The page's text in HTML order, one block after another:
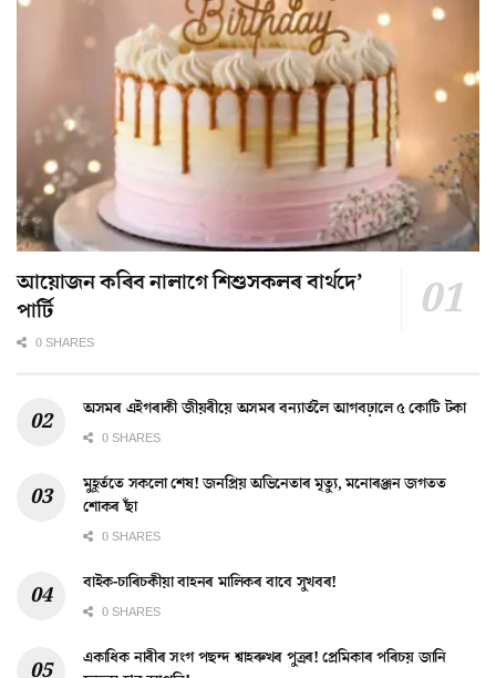
আয়োজন কৰিব নালাগে শিশুসকলৰ বাৰ্থদে’
পাৰ্টি
0 SHARES
অসমৰ এইগৰাকী জীয়ৰীয়ে অসমৰ বন্যাৰ্তলৈ আগবঢ়ালে ৫ কোটি টকা
0 SHARES
মুহূৰ্ততে সকলো শেষ! জনপ্ৰিয় অভিনেতাৰ মৃত্যু, মনোৰঞ্জন জগতত
শোকৰ ছাঁ
0 SHARES
বাইক-চাৰিচকীয়া বাহনৰ মালিকৰ বাবে সুখবৰ!
0 SHARES
একাধিক নাৰীৰ সংগ পছন্দ শ্বাহৰুখৰ পুত্ৰৰ! প্ৰেমিকাৰ পৰিচয় জানি